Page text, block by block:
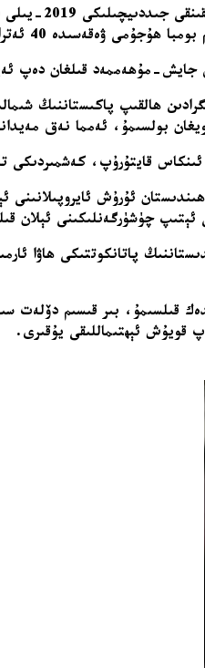
پاھالگام
مۇھەممەد قىلغان دەپ
ھالقىپ پاكىستاننىڭ
بولسىمۇ، ئەمما نەق
قايتۇرۇپ، كەشمىردىكى
ئۇرۇش
ئېتىپ چۈشۈرگەنلىكىنى ئېلان
قىلسىمۇ، بىر قىسىم دۆلەت
قويۇش ئېھتىماللىقى يۇقىرى.